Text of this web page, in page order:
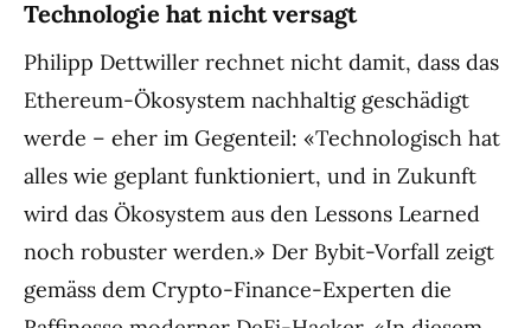
Technologie hat nicht versagt
Philipp Dettwiller rechnet nicht damit, dass das
Ethereum-Ökosystem nachhaltig geschädigt
werde – eher im Gegenteil: «Technologisch hat
alles wie geplant funktioniert, und in Zukunft
wird das Ökosystem aus den Lessons Learned
noch robuster werden.» Der Bybit-Vorfall zeigt
gemäss dem Crypto-Finance-Experten die